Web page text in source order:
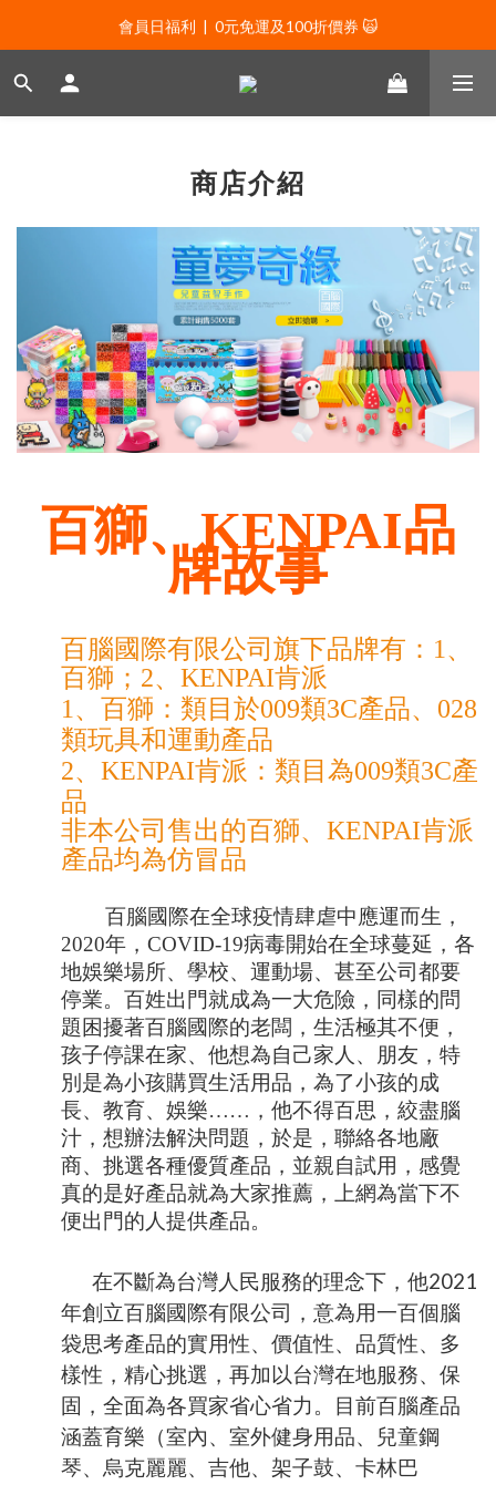
會員日福利  |  0元免運及100折價券 🙀
會員日福利  |  0元免運及100折價券 🙀
會員日福利  |  會員專屬好禮三選一🌟
會員日福利  |  0元免運及100折價券 🙀
商店介紹
百獅、KENPAI品
牌故事
百腦國際有限公司旗下品牌有：1、
百獅；2、KENPAI肯派
1、百獅： 類目於009類3C產品、028
類玩具和運動產品
2、KENPAI肯派：類目為009類3C產
品
非本公司售出的百獅、KENPAI肯派
產品均為仿冒品
百腦國際在全球疫情肆虐中應運而生，
2020年， COVID-19病毒開始在全球蔓延，各
地娛樂場所、學校、運動場、甚至公司都要
停業。百姓出門就成為一大危險，同樣的問
題困擾著百腦國際的老闆，生活極其不便，
孩子停課在家、他想為自己家人、朋友，特
別是為小孩購買生活用品，為了小孩的成
長、教育、娛樂……，他不得百思，絞盡腦
汁，想辦法解決問題，於是，聯絡各地廠
商、挑選各種優質產品，並親自試用，感覺
真的是好產品就為大家推薦，上網為當下不
便出門的人提供產品。
在不斷為台灣人民服務的理念下，他2021
年創立百腦國際有限公司，意為用一百個腦
袋思考產品的實用性、價值性、品質性、多
樣性，精心挑選，再加以台灣在地服務、保
固，全面為各買家省心省力。目前百腦產品
涵蓋育樂（室內、室外健身用品、兒童鋼
琴、烏克麗麗、吉他、架子鼓、卡林巴